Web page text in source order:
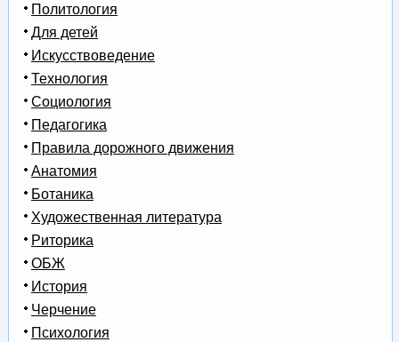
Политология
Для детей
Искусствоведение
Технология
Социология
Педагогика
Правила дорожного движения
Анатомия
Ботаника
Художественная литература
Риторика
ОБЖ
История
Черчение
Психология